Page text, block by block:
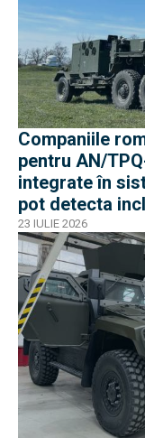
Companiile
pentru AN/
integrate în
pot detecta
23 IULIE 2026